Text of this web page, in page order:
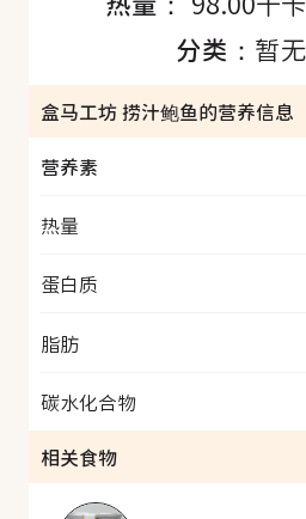
分类： 暂
盒马工坊 捞汁鲍鱼的营养信息
营养素
热量
蛋白质
脂肪
碳水化合物
相关食物